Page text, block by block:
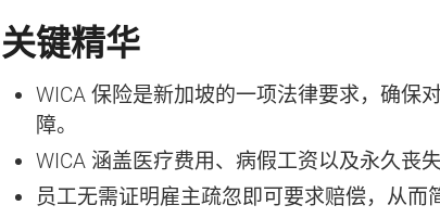
关键精华
WICA 保险是新加坡的一项法律要求，确保
障。
WICA 涵盖医疗费用、病假工资以及永久丧
员工无需证明雇主疏忽即可要求赔偿，从而